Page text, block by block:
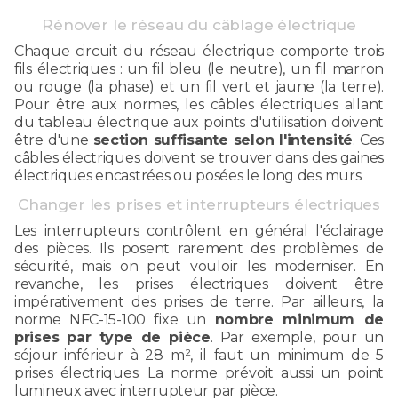
Rénover le réseau du câblage électrique
Chaque circuit du réseau électrique comporte trois
fils électriques : un fil bleu (le neutre), un fil marron
ou rouge (la phase) et un fil vert et jaune (la terre).
Pour être aux normes, les câbles électriques allant
du tableau électrique aux points d'utilisation doivent
être d'une section suffisante selon l'intensité. Ces
câbles électriques doivent se trouver dans des gaines
électriques encastrées ou posées le long des murs.
Changer les prises et interrupteurs électriques
Les interrupteurs contrôlent en général l'éclairage
des pièces. Ils posent rarement des problèmes de
sécurité, mais on peut vouloir les moderniser. En
revanche, les prises électriques doivent être
impérativement des prises de terre. Par ailleurs, la
norme NFC-15-100 fixe un nombre minimum de
prises par type de pièce. Par exemple, pour un
séjour inférieur à 28 m², il faut un minimum de 5
prises électriques. La norme prévoit aussi un point
lumineux avec interrupteur par pièce.